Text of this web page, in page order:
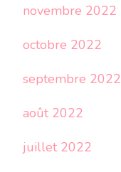
novembre 2022
octobre 2022
septembre 2022
août 2022
juillet 2022